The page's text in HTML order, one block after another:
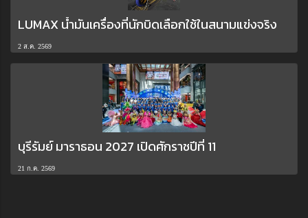
LUMAX น้ำมันเครื่องที่นักบิดเลือกใช้ในสนามแข่งจริง
2 ส.ค. 2569
บุรีรัมย์ มาราธอน 2027 เปิดศักราชปีที่ 11
21 ก.ค. 2569